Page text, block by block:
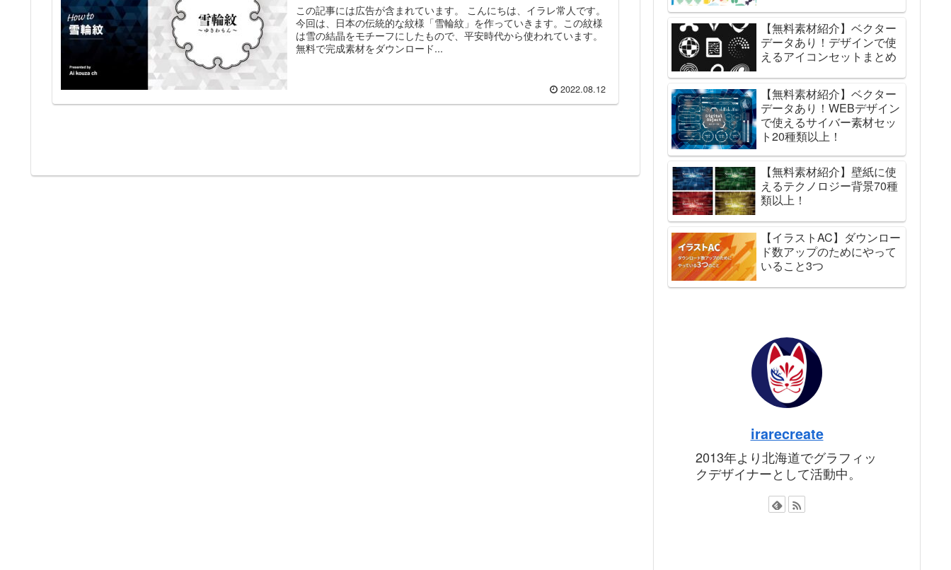
この記事には広告が含まれています。 こんにちは、イラレ常人です。
今回は、日本の伝統的な紋様「雪輪紋」を作っていきます。この紋様
は雪の結晶をモチーフにしたもので、平安時代から使われています。
無料で完成素材をダウンロード...
2022.08.12
【無料素材紹介】ベクター
データあり！デザインで使
えるアイコンセットまとめ
【無料素材紹介】ベクター
データあり！WEBデザイン
で使えるサイバー素材セッ
ト20種類以上！
【無料素材紹介】壁紙に使
えるテクノロジー背景70種
類以上！
【イラストAC】ダウンロー
ド数アップのためにやって
いること3つ
irarecreate
2013年より北海道でグラフィッ
クデザイナーとして活動中。